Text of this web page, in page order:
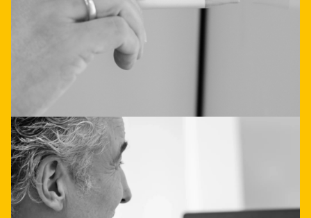
Laat je direct adviseren